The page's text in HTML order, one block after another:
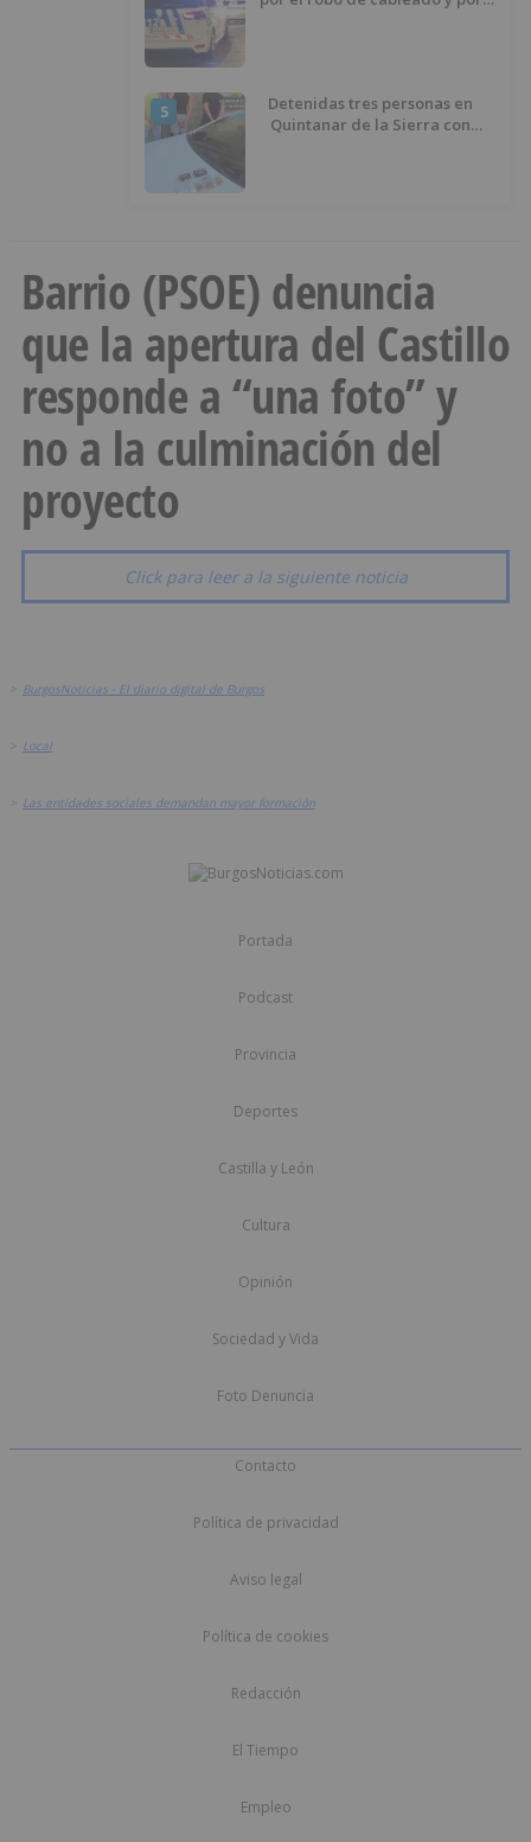
5
Detenidas tres personas en
Quintanar de la Sierra con
Barrio (PSOE) denuncia
que la apertura del Castillo
responde a “una foto” y
no a la culminación del
proyecto
Click para leer a la siguiente noticia
> BurgosNoticias - El diario digital de Burgos
> Local
> Las entidades sociales demandan mayor formación
Portada
Podcast
Provincia
Deportes
Castilla y León
Cultura
Opinión
Sociedad y Vida
Foto Denuncia
Contacto
Política de privacidad
Aviso legal
Política de cookies
Redacción
El Tiempo
Empleo